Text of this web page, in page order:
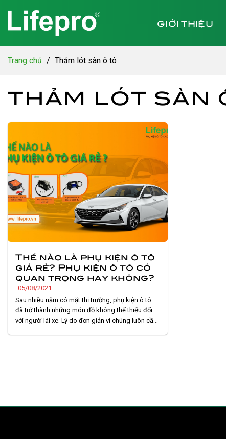
nội
dung
GIỚI THIỆU
Trang chủ / Thảm lót sàn ô tô
THẢM LÓT SÀN
Thế nào là phụ kiện ô tô
giá rẻ? Phụ kiện ô tô có
quan trọng hay không?
05/08/2021
Sau nhiều năm có mặt thị trường, phụ kiện ô tô
đã trở thành những món đồ không thể thiếu đối
với người lái xe. Lý do đơn giản vì chúng luôn cần